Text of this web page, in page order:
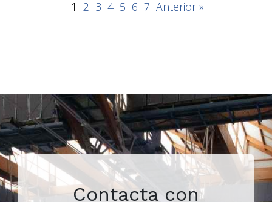
1 2 3 4 5 6 7 Anterior »
Contacta con